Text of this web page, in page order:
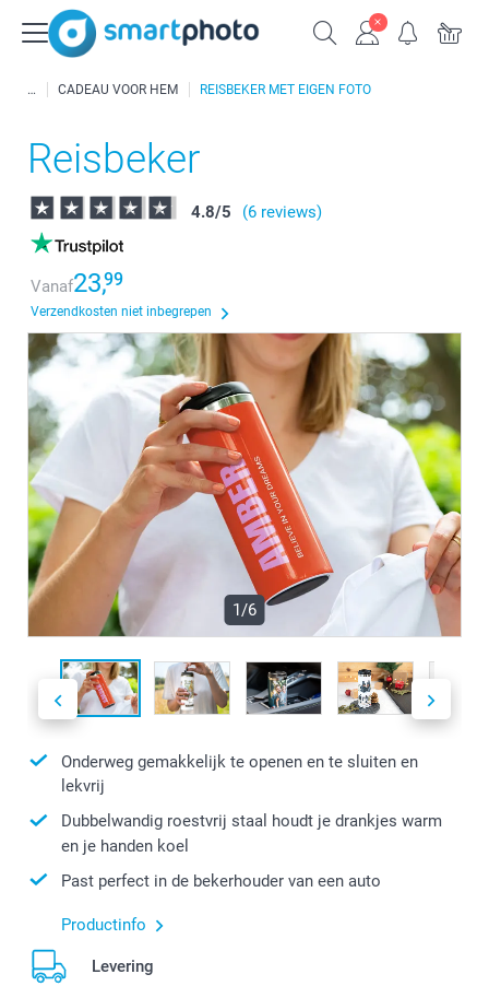
CADEAU VOOR HEM REISBEKER MET EIGEN FOTO
Reisbeker
4.8/5 (6 reviews)
Vanaf23,99
Verzendkosten niet inbegrepen
1/6
Onderweg gemakkelijk te openen en te sluiten en
lekvrij
Dubbelwandig roestvrij staal houdt je drankjes warm
en je handen koel
Past perfect in de bekerhouder van een auto
Productinfo
Levering